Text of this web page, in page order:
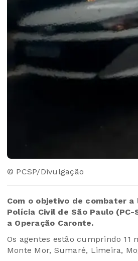
© PCSP/Divulgação
Com o objetivo de combater a
Polícia Civil de São Paulo
a Operação Caronte.
Os agentes estão cumprindo 11
Monte Mor, Sumaré, Limeira,